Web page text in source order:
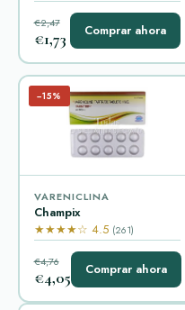
€2,47
€1,73 Comprar ahora
−15%
VARENICLINA
Champix
★★★★☆ 4.5 (261)
€4,76
€4,05 Comprar ahora